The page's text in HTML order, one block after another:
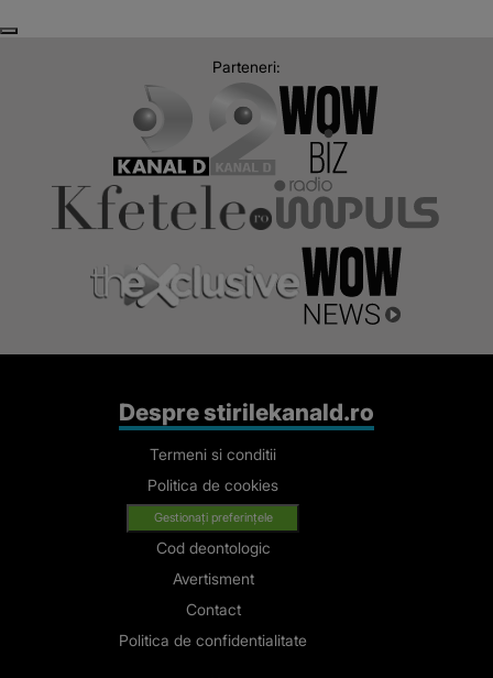
Parteneri:
Despre stirilekanald.ro
Termeni si conditii
Politica de cookies
Gestionați preferințele
Cod deontologic
Avertisment
Contact
Politica de confidentialitate